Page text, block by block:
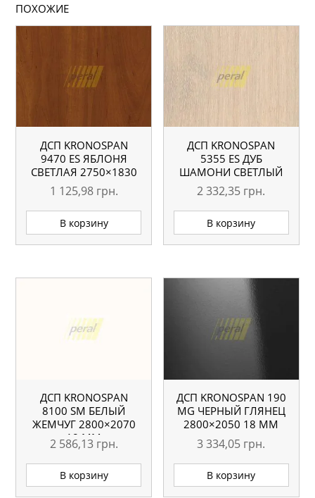
ПОХОЖИЕ
ДСП KRONOSPAN
9470 ES ЯБЛОНЯ
СВЕТЛАЯ 2750×1830
10 ММ
1 125,98 грн.
В корзину
ДСП KRONOSPAN
5355 ЕS ДУБ
ШАМОНИ СВЕТЛЫЙ
2750×1830 18 ММ
2 332,35 грн.
В корзину
ДСП KRONOSPAN
8100 SM БЕЛЫЙ
ЖЕМЧУГ 2800×2070
18 ММ
2 586,13 грн.
В корзину
ДСП KRONOSPAN 190
MG ЧЕРНЫЙ ГЛЯНЕЦ
2800×2050 18 ММ
3 334,05 грн.
В корзину